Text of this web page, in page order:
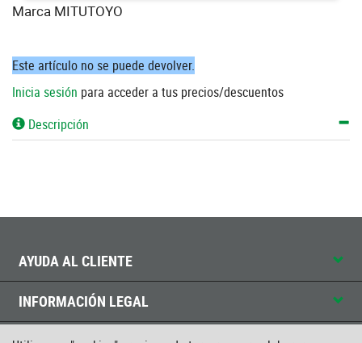
Marca MITUTOYO
Este artículo no se puede devolver.
Inicia sesión para acceder a tus precios/descuentos
Descripción
AYUDA AL CLIENTE
INFORMACIÓN LEGAL